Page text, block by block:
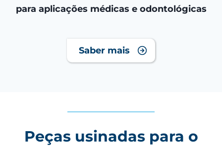
para aplicações médicas e odontológicas
Saber mais
Peças usinadas para o